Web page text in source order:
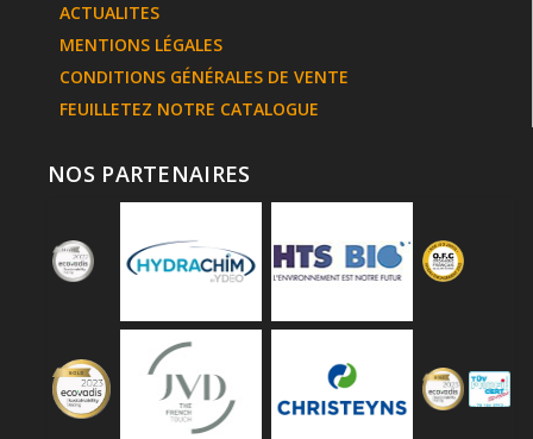
ACTUALITES
MENTIONS LÉGALES
CONDITIONS GÉNÉRALES DE VENTE
FEUILLETEZ NOTRE CATALOGUE
NOS PARTENAIRES